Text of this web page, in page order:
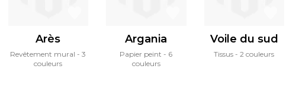
Arès
Revêtement mural
3
couleurs
Argania
Papier peint
6
couleurs
Voile du sud
Tissus 2 couleurs